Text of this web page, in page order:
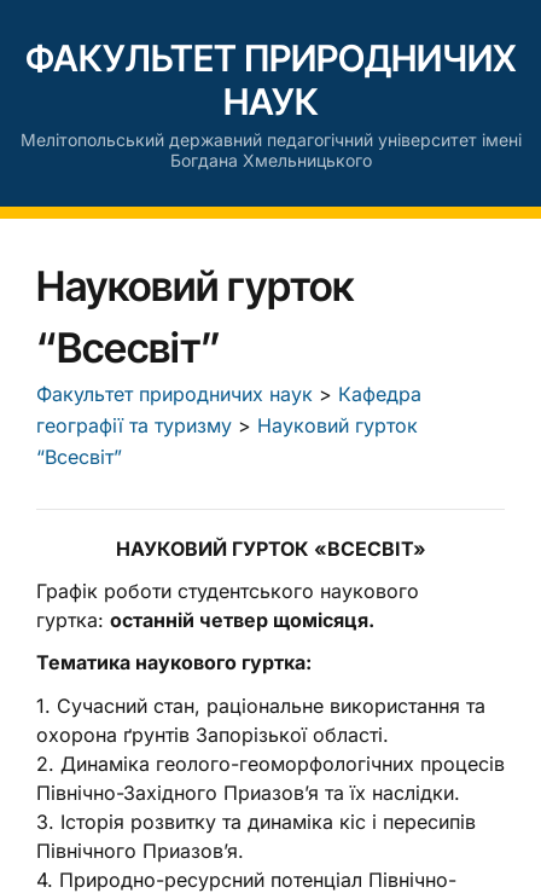
ФАКУЛЬТЕТ ПРИРОДНИЧИХ
НАУК
Мелітопольський державний педагогічний університет імені
Богдана Хмельницького
Науковий гурток
“Всесвіт”
Факультет природничих наук > Кафедра
географії та туризму > Науковий гурток
“Всесвіт”
НАУКОВИЙ ГУРТОК «ВСЕСВІТ»
Графік роботи студентського наукового
гуртка: останній четвер щомісяця.
Тематика наукового гуртка:
1. Сучасний стан, раціональне використання та
охорона ґрунтів Запорізької області.
2. Динаміка геолого-геоморфологічних процесів
Північно-Західного Приазов’я та їх наслідки.
3. Історія розвитку та динаміка кіс і пересипів
Північного Приазов’я.
4. Природно-ресурсний потенціал Північно-